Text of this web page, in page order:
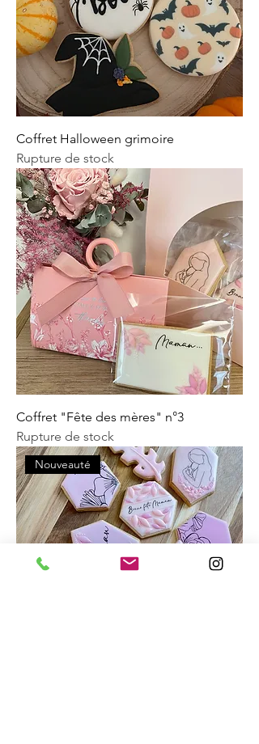
Coffret Halloween grimoire
Rupture de stock
Coffret "Fête des mères" n°3
Rupture de stock
Nouveauté